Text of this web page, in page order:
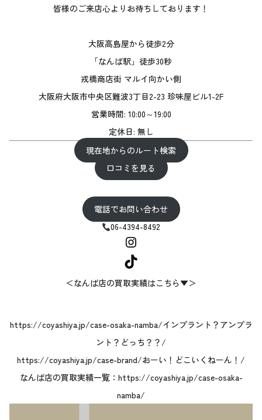
皆様のご来店心よりお待ちしております！
大阪高島屋から徒歩2分
「なんば駅」徒歩30秒
戎橋商店街 マルイ向かい側
大阪府大阪市中央区難波3丁目2-23 珍味屋ビル1-2F
営業時間: 10:00～19:00
定休日: 無し
現在地からのルート検索
口コミを見る
電話でお問い合わせ
06-4394-8492
＜なんば店の買取実績はこちら▼＞
https://coyashiya.jp/case-osaka-namba/インプラント？アンプラ
ント？どっち？？/
https://coyashiya.jp/case-brand/おーい！どこいくねーん！/
なんば店の買取実績一覧： https://coyashiya.jp/case-osaka-
namba/